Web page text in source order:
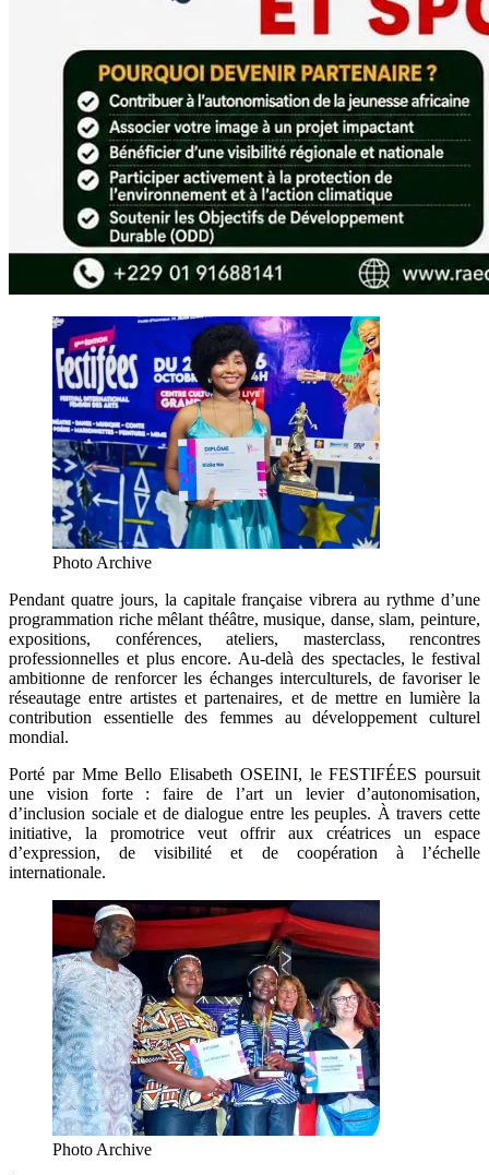
Photo Archive
Pendant quatre jours, la capitale française vibrera au rythme d’une
programmation riche mêlant théâtre, musique, danse, slam, peinture,
expositions, conférences, ateliers, masterclass, rencontres
professionnelles et plus encore. Au-delà des spectacles, le festival
ambitionne de renforcer les échanges interculturels, de favoriser le
réseautage entre artistes et partenaires, et de mettre en lumière la
contribution essentielle des femmes au développement culturel
mondial.
Porté par Mme Bello Elisabeth OSEINI, le FESTIFÉES poursuit
une vision forte : faire de l’art un levier d’autonomisation,
d’inclusion sociale et de dialogue entre les peuples. À travers cette
initiative, la promotrice veut offrir aux créatrices un espace
d’expression, de visibilité et de coopération à l’échelle
internationale.
Photo Archive